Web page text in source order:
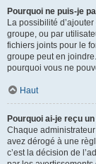
Pourquoi ne puis-je
La possibilité
groupe, ou par
fichiers joints pour le
groupe peut en
pourquoi vous ne
Haut
Pourquoi ai-je reçu
Chaque
avez dérogé à une
c’est la décision de